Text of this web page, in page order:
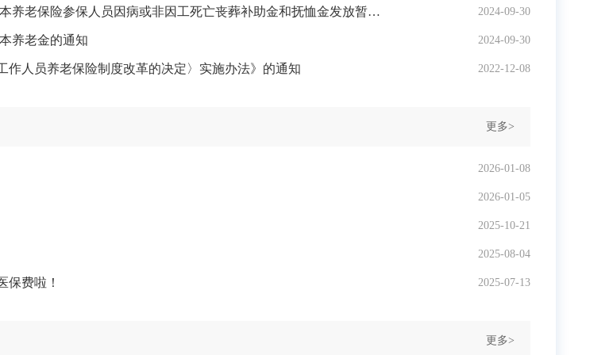
2024-09-30
福建省人力资源和社会保障厅 福建省财政厅关于调整企业职工基本养老保险参保人员因病或非因工死亡丧葬补助金和抚恤金发放暂行办法的通知
2024-09-30
养老金的通知
2022-12-08
人员养老保险制度改革的决定〉实施办法》的通知
更多>
2026-01-08
2026-01-05
2025-10-21
2025-08-04
2025-07-13
保费啦！
更多>